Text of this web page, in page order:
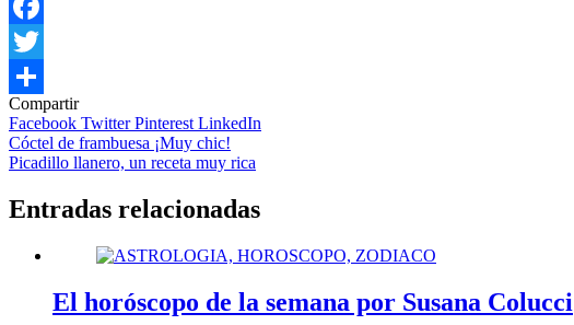
Facebook
Twitter
Compartir
Compartir
Facebook TwitterPinterest LinkedIn
Navegación
de
entradas
Cóctel de frambuesa ¡Muy chic!
Picadillo llanero, un receta muy rica
Entradas relacionadas
El horóscopo de la semana por Susana Colucci